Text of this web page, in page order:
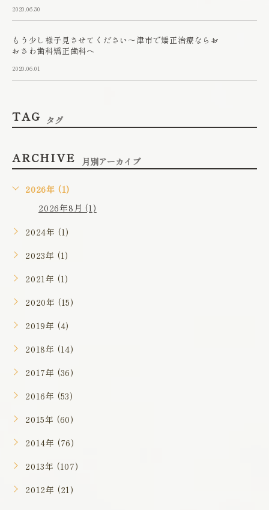
2020.06.30
もう少し様子見させてください～津市で矯正治療ならお
おさわ歯科矯正歯科へ
2020.06.01
TAG タグ
ARCHIVE 月別アーカイブ
2026年 (1)
2026年8月 (1)
2024年 (1)
2023年 (1)
2021年 (1)
2020年 (15)
2019年 (4)
2018年 (14)
2017年 (36)
2016年 (53)
2015年 (60)
2014年 (76)
2013年 (107)
2012年 (21)